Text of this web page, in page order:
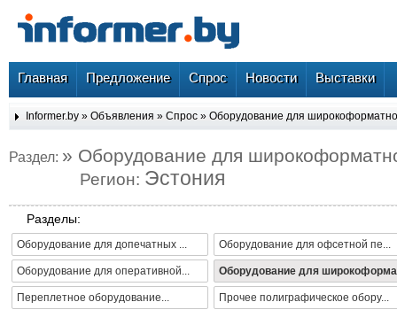
Главная Предложение Спрос Новости Выставки
Informer.by » Объявления » Спрос » Оборудование для
Раздел: » Оборудование для
Регион: Эстония
Разделы:
Оборудование для допечатных ... Оборудование для офсетной пе...
Оборудование для оперативной... Оборудование для
Переплетное оборудование... Прочее полиграфическое обору...